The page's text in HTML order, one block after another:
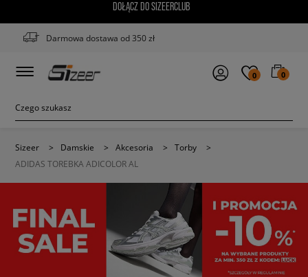
DOŁĄCZ DO SIZEERCLUB
Darmowa dostawa od 350 zł
0 0
Sizeer > Damskie > Akcesoria > Torby
>
ADIDAS TOREBKA ADICOLOR AL